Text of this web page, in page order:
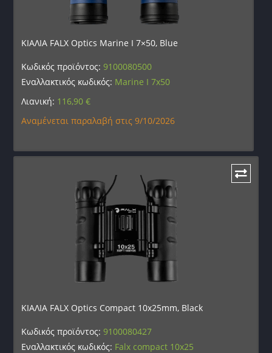
ΚΙΑΛΙΑ FALX Optics Marine I 7×50, Blue
Κωδικός προϊόντος:9100080500
Εναλλακτικός κωδικός: Marine I 7x50
Λιανική: 116,90€
Αναμένεται παραλαβή στις 9/10/2026
ΚΙΑΛΙΑ FALX Optics Compact 10x25mm, Black
Κωδικός προϊόντος:9100080427
Εναλλακτικός κωδικός: Falx compact 10x25